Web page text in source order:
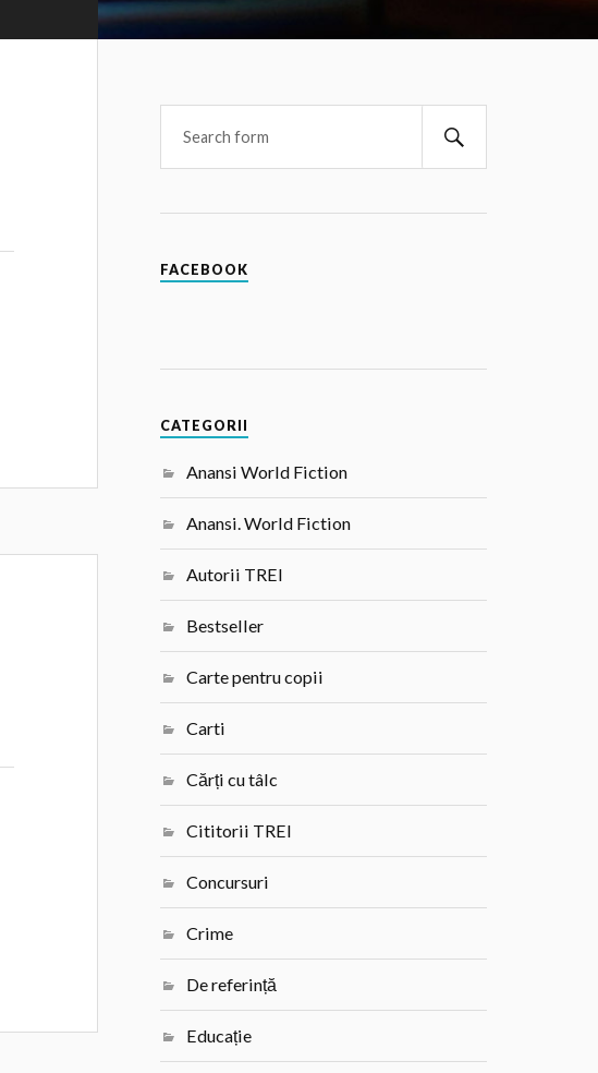
FACEBOOK
CATEGORII
Anansi World Fiction
Anansi. World Fiction
Autorii TREI
Bestseller
Carte pentru copii
Carti
Cărți cu tâlc
Cititorii TREI
Concursuri
Crime
De referință
Educație